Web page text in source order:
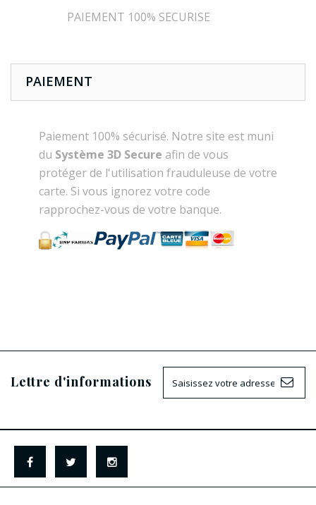
PAIEMENT 100% SECURISE
PAIEMENT
Paiement 100% sécurisé. Notre site est muni
du Système 3D Secure afin de vous
protéger de l'utilisation frauduleuse de votre
carte. Si vous ignorez votre code
rapprochez-vous de votre banque.
Lettre d'informations